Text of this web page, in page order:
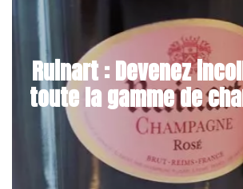
Ruinart : Devenez
toute la gamme de